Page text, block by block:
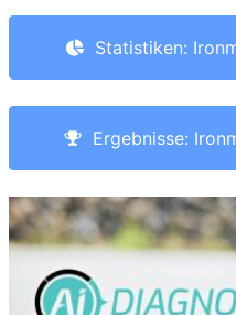
Statistiken:
Ergebnisse: